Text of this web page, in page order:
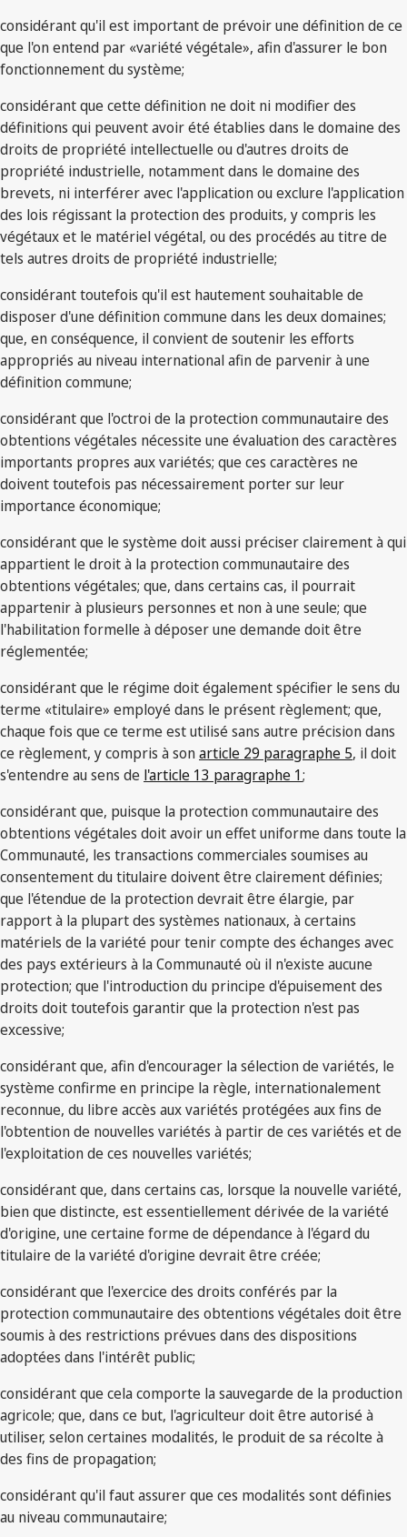
considérant qu'il est important de prévoir une définition de ce
que l'on entend par «variété végétale», afin d'assurer le bon
fonctionnement du système;
considérant que cette définition ne doit ni modifier des
définitions qui peuvent avoir été établies dans le domaine des
droits de propriété intellectuelle ou d'autres droits de
propriété industrielle, notamment dans le domaine des
brevets, ni interférer avec l'application ou exclure l'application
des lois régissant la protection des produits, y compris les
végétaux et le matériel végétal, ou des procédés au titre de
tels autres droits de propriété industrielle;
considérant toutefois qu'il est hautement souhaitable de
disposer d'une définition commune dans les deux domaines;
que, en conséquence, il convient de soutenir les efforts
appropriés au niveau international afin de parvenir à une
définition commune;
considérant que l'octroi de la protection communautaire des
obtentions végétales nécessite une évaluation des caractères
importants propres aux variétés; que ces caractères ne
doivent toutefois pas nécessairement porter sur leur
importance économique;
considérant que le système doit aussi préciser clairement à qui
appartient le droit à la protection communautaire des
obtentions végétales; que, dans certains cas, il pourrait
appartenir à plusieurs personnes et non à une seule; que
l'habilitation formelle à déposer une demande doit être
réglementée;
considérant que le régime doit également spécifier le sens du
terme «titulaire» employé dans le présent règlement; que,
chaque fois que ce terme est utilisé sans autre précision dans
ce règlement, y compris à sonarticle 29 paragraphe 5, il doit
s'entendre au sens de l'article 13 paragraphe 1;
considérant que, puisque la protection communautaire des
obtentions végétales doit avoir un effet uniforme dans toute la
Communauté, les transactions commerciales soumises au
consentement du titulaire doivent être clairement définies;
que l'étendue de la protection devrait être élargie, par
rapport à la plupart des systèmes nationaux, à certains
matériels de la variété pour tenir compte des échanges avec
des pays extérieurs à la Communauté où il n'existe aucune
protection; que l'introduction du principe d'épuisement des
droits doit toutefois garantir que la protection n'est pas
excessive;
considérant que, afin d'encourager la sélection de variétés, le
système confirme en principe la règle, internationalement
reconnue, du libre accès aux variétés protégées aux fins de
l'obtention de nouvelles variétés à partir de ces variétés et de
l'exploitation de ces nouvelles variétés;
considérant que, dans certains cas, lorsque la nouvelle variété,
bien que distincte, est essentiellement dérivée de la variété
d'origine, une certaine forme de dépendance à l'égard du
titulaire de la variété d'origine devrait être créée;
considérant que l'exercice des droits conférés par la
protection communautaire des obtentions végétales doit être
soumis à des restrictions prévues dans des dispositions
adoptées dans l'intérêt public;
considérant que cela comporte la sauvegarde de la production
agricole; que, dans ce but, l'agriculteur doit être autorisé à
utiliser, selon certaines modalités, le produit de sa récolte à
des fins de propagation;
considérant qu'il faut assurer que ces modalités sont définies
au niveau communautaire;